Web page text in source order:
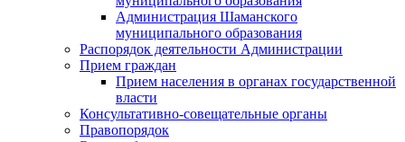
Администрация Шаманского
муниципального образования
Распорядок деятельности Администрации
Прием граждан
Прием населения в органах государственной
власти
Консультативно-совещательные органы
Правопорядок